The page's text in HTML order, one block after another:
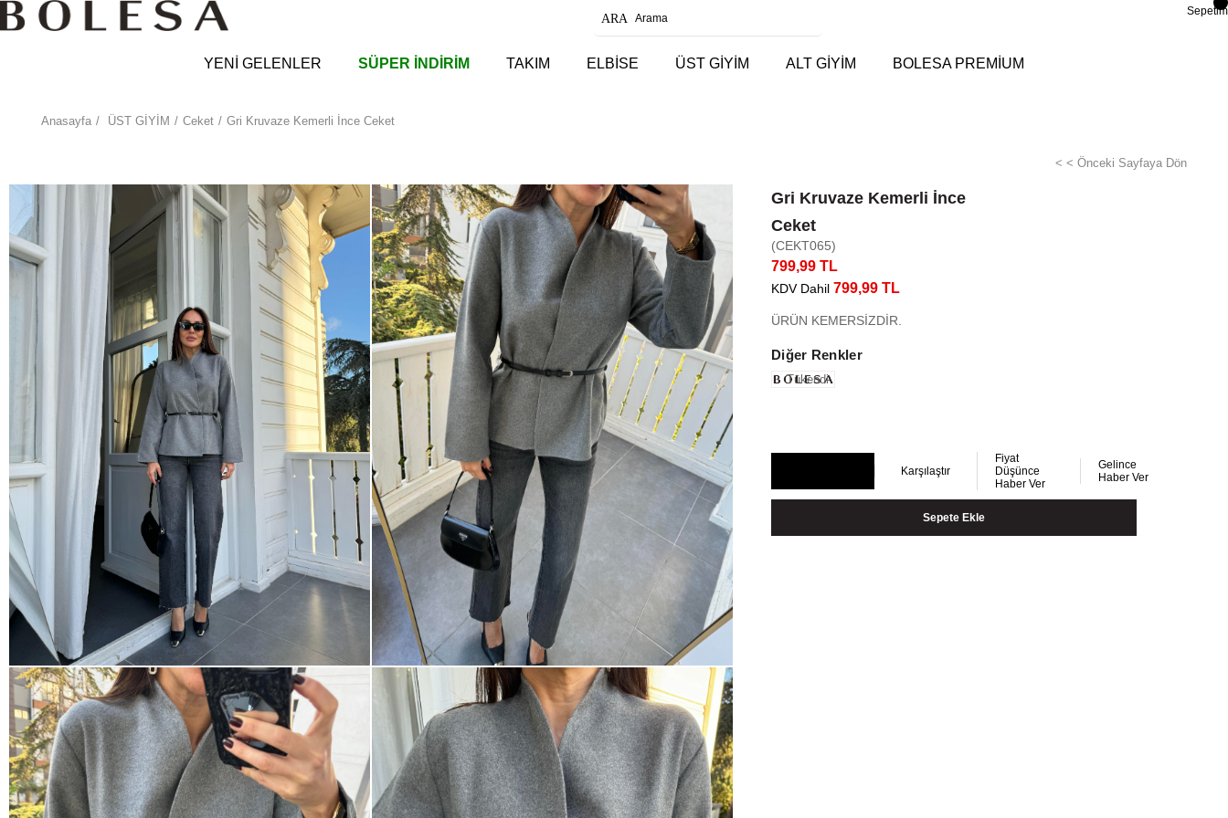
Sepetim
YENİ GELENLER SÜPER İNDİRİM TAKIM ELBİSE ÜST GİYİM ALT GİYİM BOLESA PREMİUM
Anasayfa ÜST GİYİM Ceket Gri Kruvaze Kemerli İnce Ceket
< < Önceki Sayfaya Dön
Gri Kruvaze Kemerli İnce
Ceket
(CEKT065)
799,99 TL
KDV Dahil 799,99 TL
ÜRÜN KEMERSİZDİR.
Diğer Renkler
Tükendi
Karşılaştır
Fiyat
Düşünce
Haber Ver
Gelince
Haber Ver